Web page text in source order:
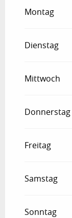
Montag
Dienstag
Mittwoch
Donnerstag
Freitag
Samstag
Sonntag